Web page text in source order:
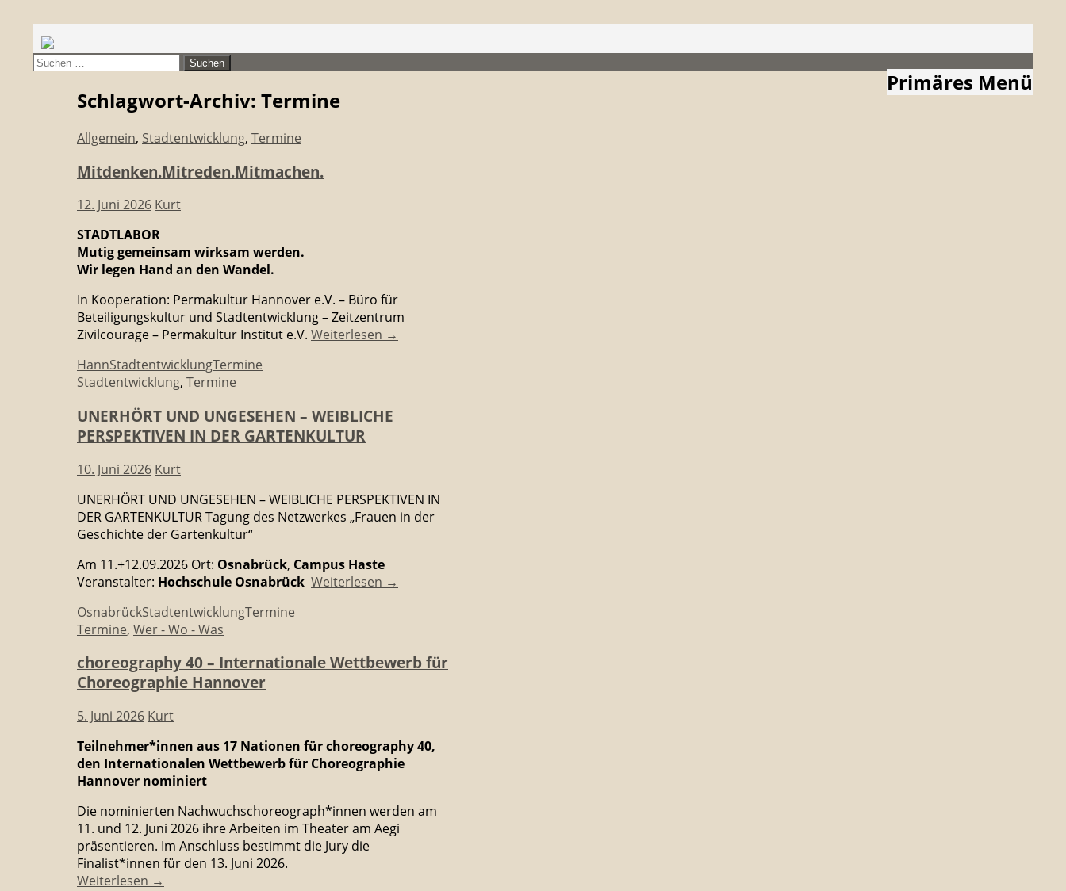
citymanager.de®
Primäres Menü
Suchen
Schlagwort-Archiv: Termine
Allgemein, Stadtentwicklung, Termine
Mitdenken.Mitreden.Mitmachen.
12. Juni 2026 Kurt
STADTLABOR
Mutig gemeinsam wirksam werden.
Wir legen Hand an den Wandel.
In Kooperation: Permakultur Hannover e.V. – Büro für
Beteiligungskultur und Stadtentwicklung – Zeitzentrum
Zivilcourage – Permakultur Institut e.V. Weiterlesen →
HannStadtentwicklungTermine
Stadtentwicklung, Termine
UNERHÖRT UND UNGESEHEN – WEIBLICHE
PERSPEKTIVEN IN DER GARTENKULTUR
10. Juni 2026 Kurt
UNERHÖRT UND UNGESEHEN – WEIBLICHE PERSPEKTIVEN IN
DER GARTENKULTUR Tagung des Netzwerkes „Frauen in der
Geschichte der Gartenkultur“
Am 11.+12.09.2026 Ort: Osnabrück, Campus Haste
Veranstalter: Hochschule Osnabrück Weiterlesen →
OsnabrückStadtentwicklungTermine
Termine, Wer - Wo - Was
choreography 40 – Internationale Wettbewerb für
Choreographie Hannover
5. Juni 2026 Kurt
Teilnehmer*innen aus 17 Nationen für choreography 40,
den Internationalen Wettbewerb für Choreographie
Hannover nominiert
Die nominierten Nachwuchschoreograph*innen werden am
11. und 12. Juni 2026 ihre Arbeiten im Theater am Aegi
präsentieren. Im Anschluss bestimmt die Jury die
Finalist*innen für den 13. Juni 2026.
Weiterlesen →